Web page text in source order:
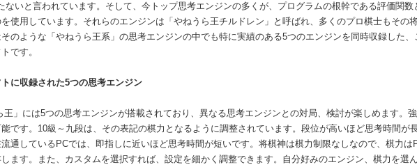
ないと言われています。そして、今トップ思考エンジンの多くが、プログラムの根幹である評価関数
使用しています。それらのエンジンは「やねうら王チルドレン」と呼ばれ、多くのプロ棋士もその
のような「やねうら王系」の思考エンジンの中でも特に実績のある5つのエンジンを同時収録した
です。
に収録された5つの思考エンジン
王」には5つの思考エンジンが搭載されており、異なる思考エンジンとの対局、検討が楽しめます。強
です。10級～九段は、その表記の棋力となるように調整されています。段位が高いほど思考時間が
通しているPCでは、即指しに近いほど思考時間が短いです。将棋神は棋力制限なしなので、棋力は
ます。また、カスタムを選択すれば、設定を細かく調整できます。自分好みのエンジン、棋力を選